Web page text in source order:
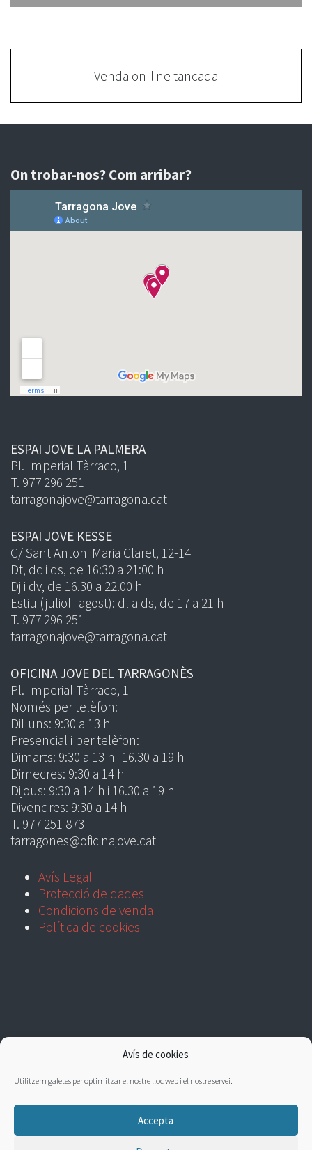
Avís de cookies
Utilitzem galetes per optimitzar el nostre lloc web i el nostre servei.
Accepta
Venda on-line tancada
On trobar-nos? Com arribar?
ESPAI JOVE LA PALMERA
Pl. Imperial Tàrraco, 1
T. 977 296 251
tarragonajove@tarragona.cat
ESPAI JOVE KESSE
C/ Sant Antoni Maria Claret, 12-14
Dt, dc i ds, de 16:30 a 21:00 h
Dj i dv, de 16.30 a 22.00 h
Estiu (juliol i agost): dl a ds, de 17 a 21 h
T. 977 296 251
tarragonajove@tarragona.cat
OFICINA JOVE DEL TARRAGONÈS
Pl. Imperial Tàrraco, 1
Només per telèfon:
Dilluns: 9:30 a 13 h
Presencial i per telèfon:
Dimarts: 9:30 a 13 h i 16.30 a 19 h
Dimecres: 9:30 a 14 h
Dijous: 9:30 a 14 h i 16.30 a 19 h
Divendres: 9:30 a 14 h
T. 977 251 873
tarragones@oficinajove.cat
Avís Legal
Protecció de dades
Condicions de venda
Política de cookies